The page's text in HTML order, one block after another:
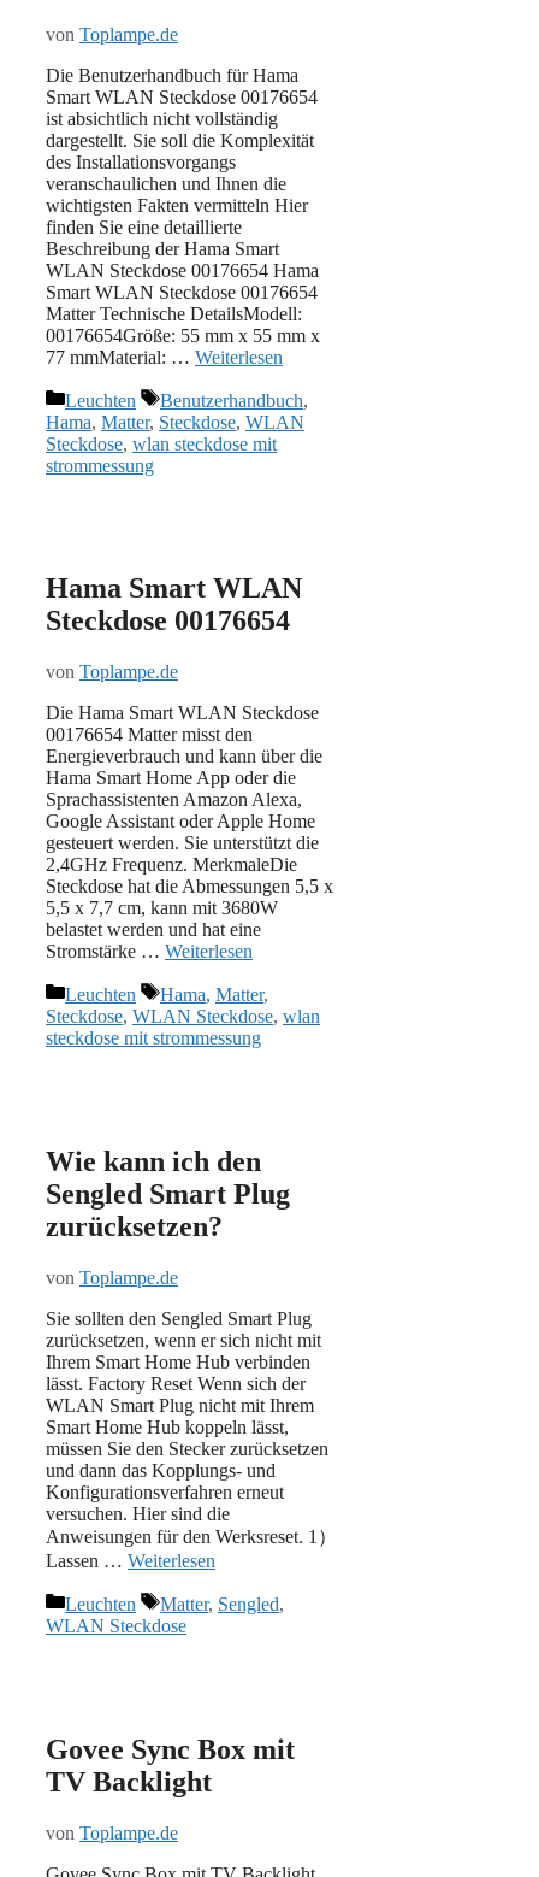
von Toplampe.de
Die Benutzerhandbuch für Hama
Smart WLAN Steckdose 00176654
ist absichtlich nicht vollständig
dargestellt. Sie soll die Komplexität
des Installationsvorgangs
veranschaulichen und Ihnen die
wichtigsten Fakten vermitteln Hier
finden Sie eine detaillierte
Beschreibung der Hama Smart
WLAN Steckdose 00176654 Hama
Smart WLAN Steckdose 00176654
Matter Technische DetailsModell:
00176654Größe: 55 mm x 55 mm x
77 mmMaterial: … Weiterlesen
Kategorien
Leuchten Schlagwörter
Benutzerhandbuch,
Hama, Matter, Steckdose, WLAN
Steckdose, wlan steckdose mit
strommessung
Hama Smart WLAN
Steckdose 00176654
von Toplampe.de
Die Hama Smart WLAN Steckdose
00176654 Matter misst den
Energieverbrauch und kann über die
Hama Smart Home App oder die
Sprachassistenten Amazon Alexa,
Google Assistant oder Apple Home
gesteuert werden. Sie unterstützt die
2,4GHz Frequenz. MerkmaleDie
Steckdose hat die Abmessungen 5,5 x
5,5 x 7,7 cm, kann mit 3680W
belastet werden und hat eine
Stromstärke … Weiterlesen
Kategorien
Leuchten Schlagwörter
Hama, Matter,
Steckdose, WLAN Steckdose, wlan
steckdose mit strommessung
Wie kann ich den
Sengled Smart Plug
zurücksetzen?
von Toplampe.de
Sie sollten den Sengled Smart Plug
zurücksetzen, wenn er sich nicht mit
Ihrem Smart Home Hub verbinden
lässt. Factory Reset Wenn sich der
WLAN Smart Plug nicht mit Ihrem
Smart Home Hub koppeln lässt,
müssen Sie den Stecker zurücksetzen
und dann das Kopplungs- und
Konfigurationsverfahren erneut
versuchen. Hier sind die
Anweisungen für den Werksreset. 1）
Lassen … Weiterlesen
Kategorien
Leuchten Schlagwörter
Matter, Sengled,
WLAN Steckdose
Govee Sync Box mit
TV Backlight
von Toplampe.de